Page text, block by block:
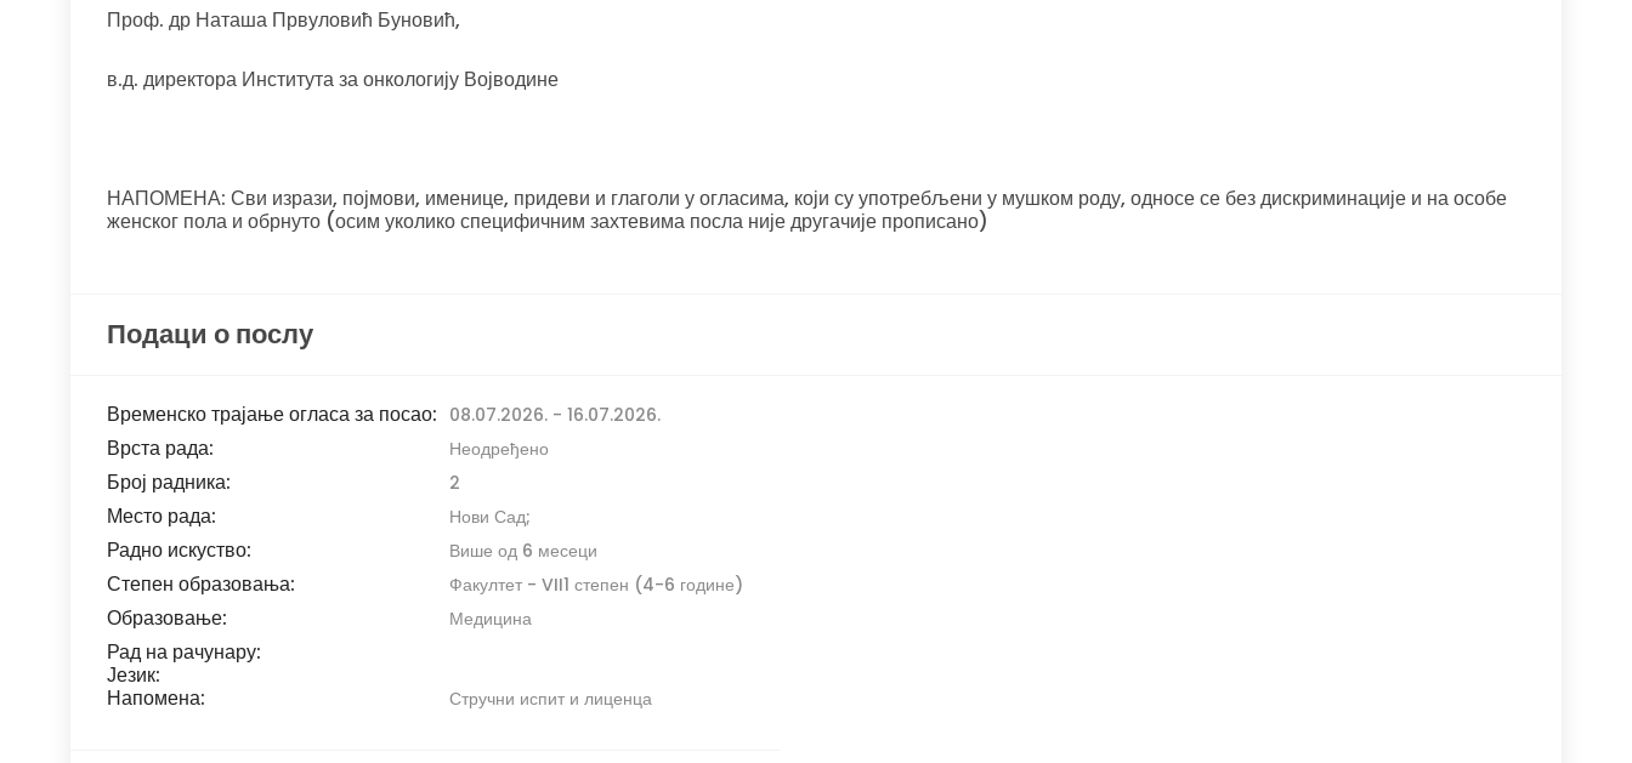
Проф. др Наташа Првуловић Буновић,
в.д. директора Института за онкологију Војводине
НАПОМЕНА: Сви изрази, појмови, именице, придеви и глаголи у огласима, који су употребљени у мушком роду, односе се без дискриминације и на особе
женског пола и обрнуто (осим уколико специфичним захтевима посла није другачије прописано)
Подаци о послу
Временско трајање огласа за посао: 08.07.2026. - 16.07.2026.
Врста рада: Неодређено
Број радника: 2
Место рада: Нови Сад;
Радно искуство: Више од 6 месеци
Степен образовања: Факултет - VII1 степен (4-6 године)
Образовање: Медицина
Рад на рачунару:
Језик:
Напомена:
Стручни испит и лиценца